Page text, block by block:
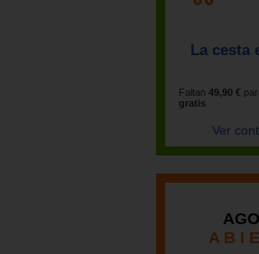
La cesta
Faltan 49,90 €
gratis
Ver
A B I